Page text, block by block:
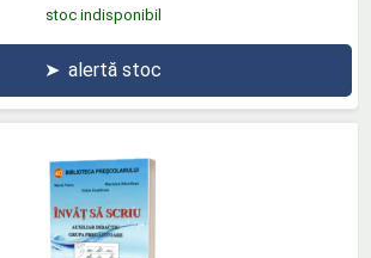
stoc indisponibil
➤ alertă stoc